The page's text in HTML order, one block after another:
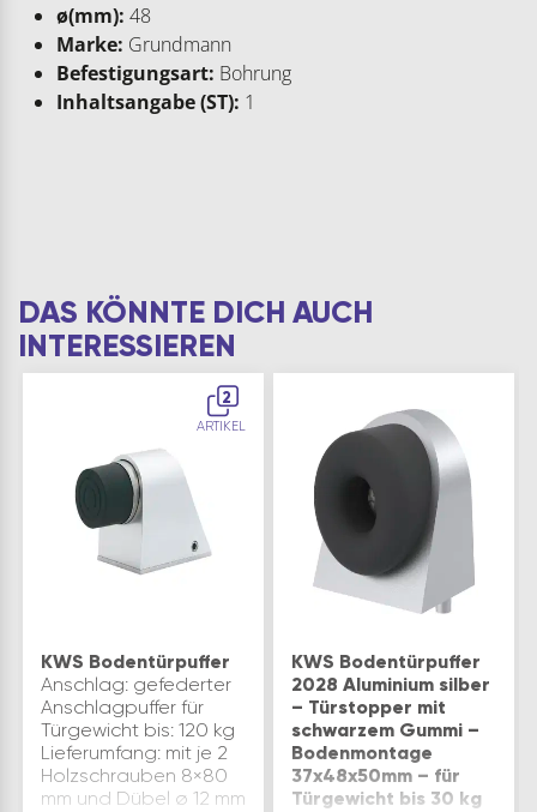
ø(mm): 48
Marke: Grundmann
Befestigungsart: Bohrung
Inhaltsangabe (ST): 1
DAS KÖNNTE DICH AUCH
INTERESSIEREN
2
ARTIKEL
KWS Bodentürpuffer
Anschlag: gefederter
Anschlagpuffer für
Türgewicht bis: 120 kg
Lieferumfang: mit je 2
Holzschrauben 8×80
mm und Dübel ø 12 mm
KWS Bodentürpuffer
2028 Aluminium silber
– Türstopper mit
schwarzem Gummi –
Bodenmontage
37x48x50mm – für
Türgewicht bis 30 kg